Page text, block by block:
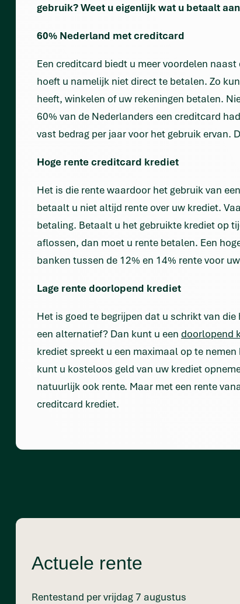
gebruik? Weet u eigenlijk wat u betaalt
60% Nederland met creditcard
Een creditcard biedt u meer voordelen
hoeft u namelijk niet direct te betalen. Zo
heeft, winkelen of uw rekeningen betalen.
60% van de Nederlanders een creditcard
vast bedrag per jaar voor het gebruik ervan.
Hoge rente creditcard krediet
Het is die rente waardoor het gebruik van
betaalt u niet altijd rente over uw krediet.
betaling. Betaalt u het gebruikte krediet op
aflossen, dan moet u rente betalen. Een
banken tussen de 12% en 14% rente voor
Lage rente doorlopend krediet
Het is goed te begrijpen dat u schrikt van
een alternatief? Dan kunt u een doorlopend
krediet spreekt u een maximaal op te
kunt u kosteloos geld van uw krediet
natuurlijk ook rente. Maar met een rente
creditcard krediet.
Actuele rente
Rentestand per vrijdag 7 augustus